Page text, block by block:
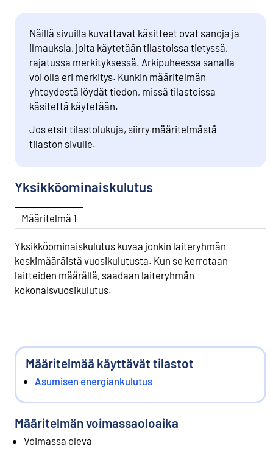
Näillä sivuilla kuvattavat käsitteet ovat sanoja ja
ilmauksia, joita käytetään tilastoissa tietyssä,
rajatussa merkityksessä. Arkipuheessa sanalla
voi olla eri merkitys. Kunkin määritelmän
yhteydestä löydät tiedon, missä tilastoissa
käsitettä käytetään.
Jos etsit tilastolukuja, siirry määritelmästä
tilaston sivulle.
Yksikköominaiskulutus
Määritelmä 1
Yksikköominaiskulutus kuvaa jonkin laiteryhmän
keskimääräistä vuosikulutusta. Kun se kerrotaan
laitteiden määrällä, saadaan laiteryhmän
kokonaisvuosikulutus.
Määritelmää käyttävät tilastot
Asumisen energiankulutus
Määritelmän voimassaoloaika
Voimassa oleva